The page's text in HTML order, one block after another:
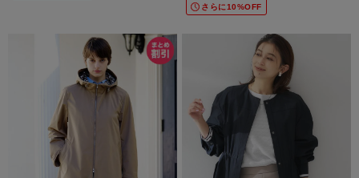
さらに10%OFF